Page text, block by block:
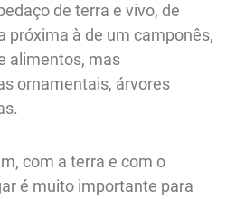
de terra e vivo, de
próxima à de um camponês,
alimentos, mas
ornamentais, árvores
com a terra e com o
é muito importante para